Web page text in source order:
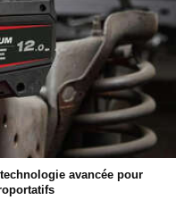
avancée pour